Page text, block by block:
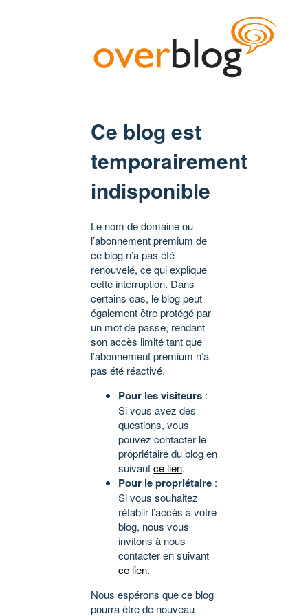
Ce blog est
temporairement
indisponible
Le nom de domaine ou
l’abonnement premium de
ce blog n’a pas été
renouvelé, ce qui explique
cette interruption. Dans
certains cas, le blog peut
également être protégé par
un mot de passe, rendant
son accès limité tant que
l’abonnement premium n’a
pas été réactivé.
Pour les visiteurs :
Si vous avez des
questions, vous
pouvez contacter le
propriétaire du blog en
suivantce lien.
Pour le propriétaire :
Si vous souhaitez
rétablir l’accès à votre
blog, nous vous
invitons à nous
contacter en suivant
ce lien.
Nous espérons que ce blog
pourra être de nouveau